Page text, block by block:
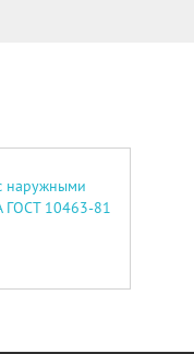
наружными
ГОСТ 10463-81